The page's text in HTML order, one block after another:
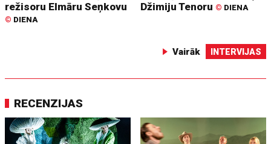
režisoru Elmāru Seņkovu
© DIENA
Džimiju Tenoru © DIENA
Vairāk INTERVIJAS
RECENZIJAS